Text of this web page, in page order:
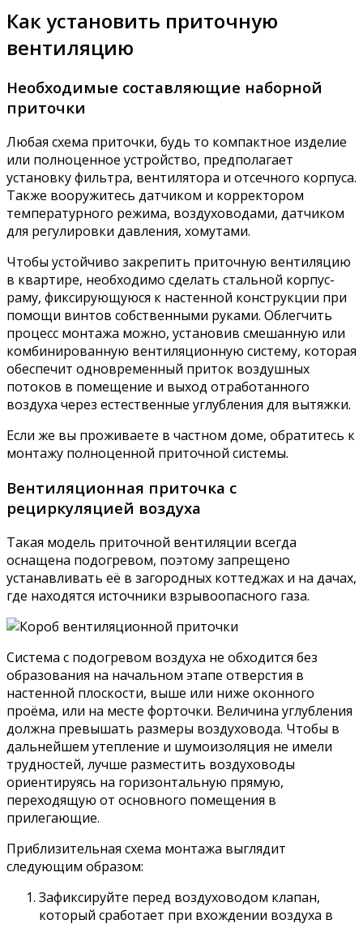
Как установить приточную
вентиляцию
Необходимые составляющие наборной
приточки
Любая схема приточки, будь то компактное изделие
или полноценное устройство, предполагает
установку фильтра, вентилятора и отсечного корпуса.
Также вооружитесь датчиком и корректором
температурного режима, воздуховодами, датчиком
для регулировки давления, хомутами.
Чтобы устойчиво закрепить приточную вентиляцию
в квартире, необходимо сделать стальной корпус-
раму, фиксирующуюся к настенной конструкции при
помощи винтов собственными руками. Облегчить
процесс монтажа можно, установив смешанную или
комбинированную вентиляционную систему, которая
обеспечит одновременный приток воздушных
потоков в помещение и выход отработанного
воздуха через естественные углубления для вытяжки.
Если же вы проживаете в частном доме, обратитесь к
монтажу полноценной приточной системы.
Вентиляционная приточка с
рециркуляцией воздуха
Такая модель приточной вентиляции всегда
оснащена подогревом, поэтому запрещено
устанавливать её в загородных коттеджах и на дачах,
где находятся источники взрывоопасного газа.
Система с подогревом воздуха не обходится без
образования на начальном этапе отверстия в
настенной плоскости, выше или ниже оконного
проёма, или на месте форточки. Величина углубления
должна превышать размеры воздуховода. Чтобы в
дальнейшем утепление и шумоизоляция не имели
трудностей, лучше разместить воздуховоды
ориентируясь на горизонтальную прямую,
переходящую от основного помещения в
прилегающие.
Приблизительная схема монтажа выглядит
следующим образом:
Зафиксируйте перед воздуховодом клапан,
который сработает при вхождении воздуха в